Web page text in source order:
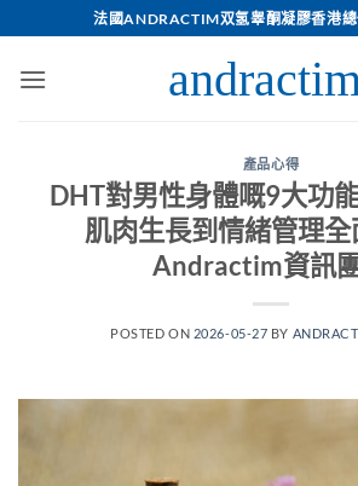
to
content
法國ANDRACTIM双氢睾酮凝膠香港
產品心得
DHT對男性身體嘅9大功
肌肉生長到情緒管理全
Andractim資訊
POSTED ON 2026-05-27 BY